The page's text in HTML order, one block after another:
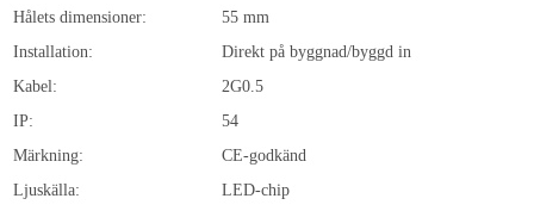
Hålets dimensioner:
55 mm
Installation:
Direkt på byggnad/byggd in
Kabel:
2G0.5
IP:
54
Märkning:
CE-godkänd
Ljuskälla:
LED-chip